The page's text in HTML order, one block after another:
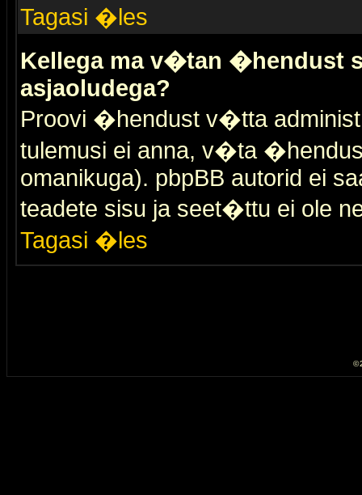
Tagasi �les
Kellega ma v�tan �hendust
asjaoludega?
Proovi �hendust v�tta
tulemusi ei anna, v�ta
omanikuga). pbpBB autorid ei
teadete sisu ja seet�ttu ei ole
Tagasi �les
©